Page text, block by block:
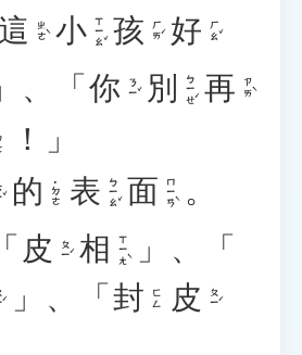
這 ㄓㄜˋ 小 ㄒㄧㄠˇ 孩 ㄏㄞˊ 好 ㄏㄠˇ
、「 你 ㄋㄧˇ 別 ㄅㄧㄝˊ 再 ㄗㄞˋ
！」
的 ˙ㄉㄜ 表 ㄅㄧㄠˇ 面 ㄇㄧㄢˋ 。
皮 ㄆㄧˊ 相 ㄒㄧㄤˋ
」、「
」、「 封 ㄈㄥ 皮 ㄆㄧˊ